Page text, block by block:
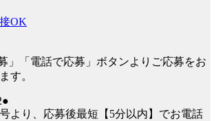
OK
募」「電話で応募」ボタンよりご応募をお
す。
より、応募後最短【5分以内】でお電話